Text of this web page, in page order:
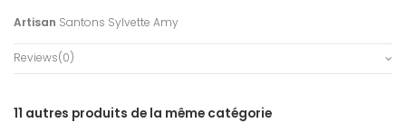
Artisan Santons Sylvette Amy
Reviews(0)
11 autres produits de la même catégorie